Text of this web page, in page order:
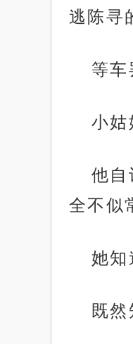
逃陈寻
等车
小姑
他自
全不似
她知
既然